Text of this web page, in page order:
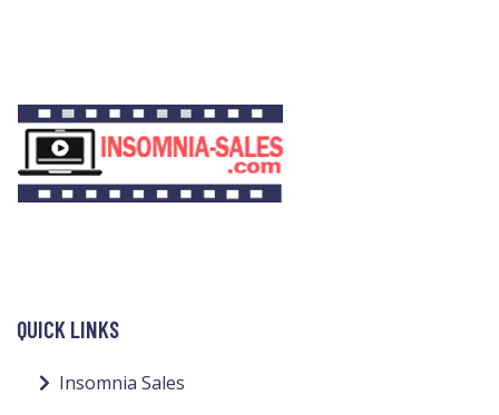
QUICK LINKS
Insomnia Sales